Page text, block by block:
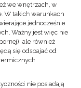
we wnętrzach, w
W takich warunkach
jednocześnie
Ważny jest więc nie
ale również
się odspajać od
nie posiadają